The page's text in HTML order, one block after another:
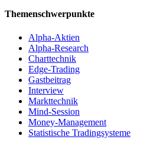
Themenschwerpunkte
Alpha-Aktien
Alpha-Research
Charttechnik
Edge-Trading
Gastbeitrag
Interview
Markttechnik
Mind-Session
Money-Management
Statistische Tradingsysteme